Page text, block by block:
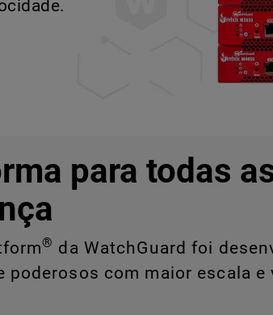
para todas
® da WatchGuard foi
poderosos com maior escala